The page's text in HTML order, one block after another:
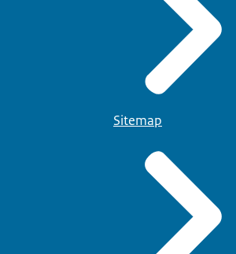
Sitemap